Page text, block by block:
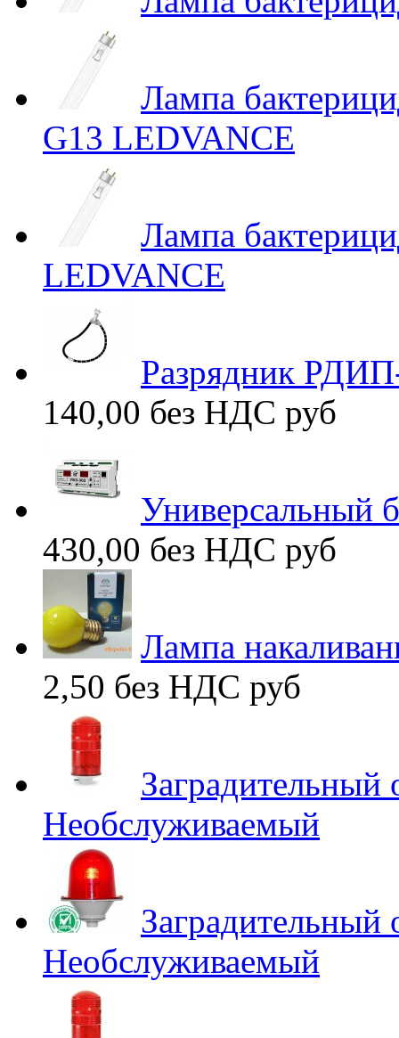
Лампа
G13 LEDVANCE
Лампа
LEDVANCE
Разрядник
140,00 без НДС руб
Универсальный
430,00 без НДС руб
Лампа
2,50 без НДС руб
Необслуживаемый
Необслуживаемый